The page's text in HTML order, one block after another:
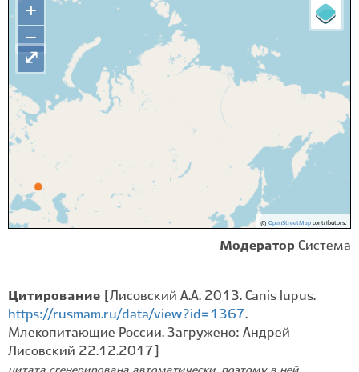
+
−
© OpenStreetMapcontributors.
⤢
Модератор Система
Цитирование
[Лисовский А.А. 2013. Canis lupus.
https://rusmam.ru/data/view?id=1367.
Млекопитающие России. Загружено: Андрей
Лисовский 22.12.2017]